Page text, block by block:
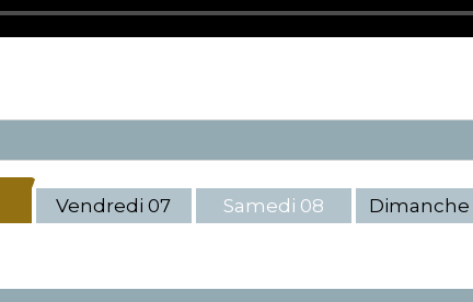
Vendredi 07 Samedi 08 Dimanche